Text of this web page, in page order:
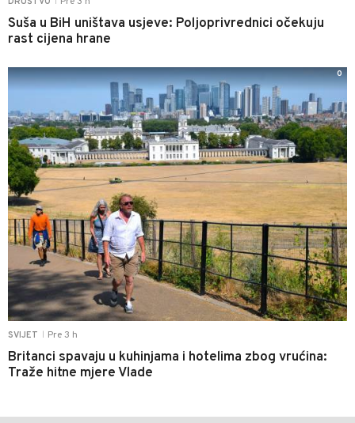
Suša u BiH uništava usjeve: Poljoprivrednici očekuju
rast cijena hrane
SVIJET Pre 3 h
Britanci spavaju u kuhinjama i hotelima zbog vrućina:
Traže hitne mjere Vlade
0